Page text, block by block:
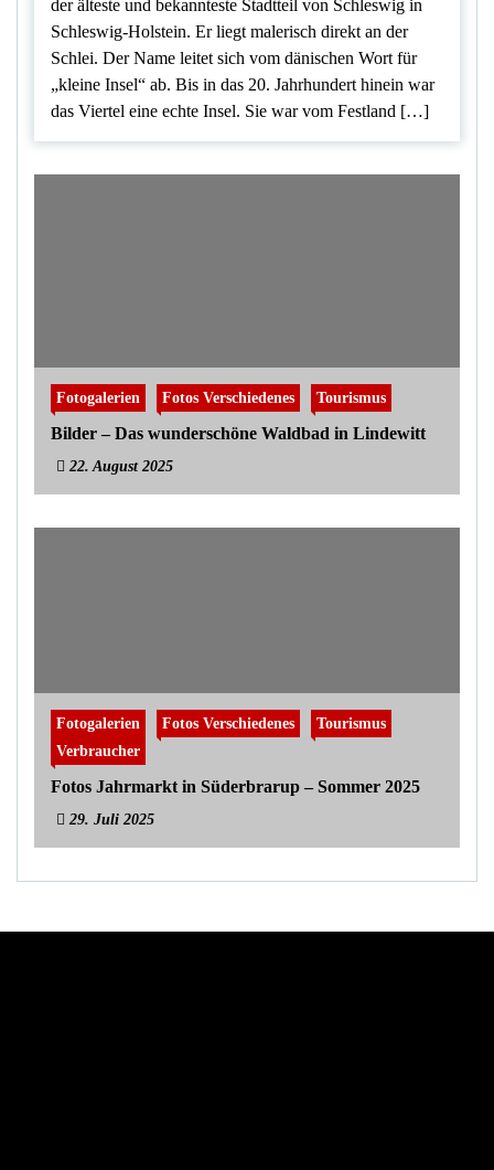
der älteste und bekannteste Stadtteil von Schleswig in
Schleswig-Holstein. Er liegt malerisch direkt an der
Schlei. Der Name leitet sich vom dänischen Wort für
„kleine Insel“ ab. Bis in das 20. Jahrhundert hinein war
das Viertel eine echte Insel. Sie war vom Festland […]
Fotogalerien Fotos Verschiedenes Tourismus
Bilder – Das wunderschöne Waldbad in Lindewitt
22. August 2025
Fotogalerien Fotos Verschiedenes
Tourismus
Verbraucher
Fotos Jahrmarkt in Süderbrarup – Sommer 2025
29. Juli 2025